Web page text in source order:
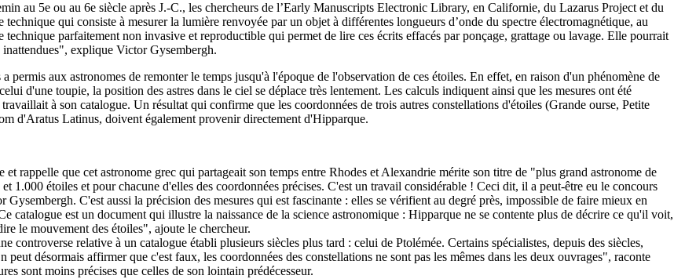
au 5e ou au 6e siècle après J.-C., les chercheurs de l’Early Manuscripts Electronic Library, en Californie, du Lazarus Project et du
qui consiste à mesurer la lumière renvoyée par un objet à différentes longueurs d’onde du spectre électromagnétique, au
parfaitement non invasive et reproductible qui permet de lire ces écrits effacés par ponçage, grattage ou lavage. Elle pourrait
inattendues", explique Victor Gysembergh.
permis aux astronomes de remonter le temps jusqu'à l'époque de l'observation de ces étoiles. En effet, en raison d'un phénomène de
d'une toupie, la position des astres dans le ciel se déplace très lentement. Les calculs indiquent ainsi que les mesures ont été
à son catalogue. Un résultat qui confirme que les coordonnées de trois autres constellations d'étoiles (Grande ourse, Petite
d'Aratus Latinus, doivent également provenir directement d'Hipparque.
rappelle que cet astronome grec qui partageait son temps entre Rhodes et Alexandrie mérite son titre de "plus grand astronome de
étoiles et pour chacune d'elles des coordonnées précises. C'est un travail considérable ! Ceci dit, il a peut-être eu le concours
C'est aussi la précision des mesures qui est fascinante : elles se vérifient au degré près, impossible de faire mieux en
catalogue est un document qui illustre la naissance de la science astronomique : Hipparque ne se contente plus de décrire ce qu'il voit,
le mouvement des étoiles", ajoute le chercheur.
controverse relative à un catalogue établi plusieurs siècles plus tard : celui de Ptolémée. Certains spécialistes, depuis des siècles,
désormais affirmer que c'est faux, les coordonnées des constellations ne sont pas les mêmes dans les deux ouvrages", raconte
sont moins précises que celles de son lointain prédécesseur.